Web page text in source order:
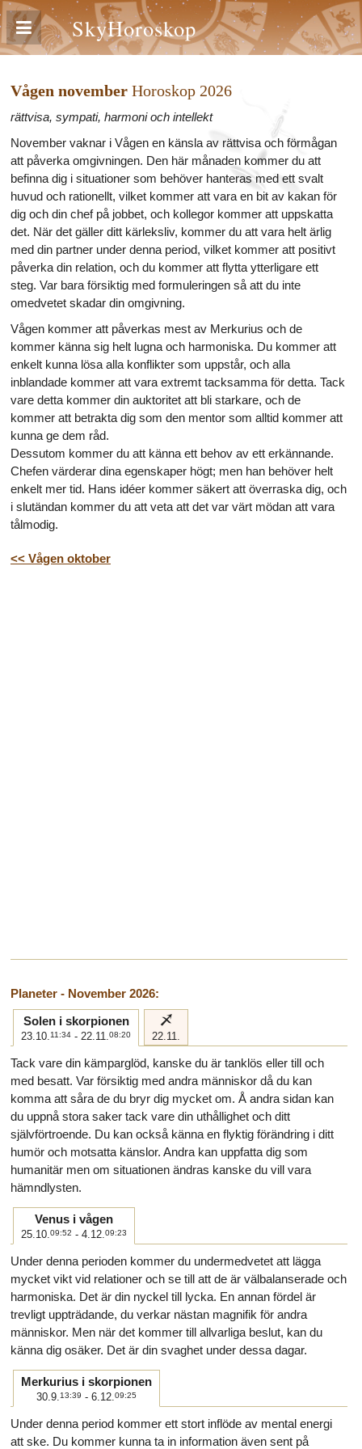
SkyHoroskop
Vågen november Horoskop 2026
rättvisa, sympati, harmoni och intellekt
November vaknar i Vågen en känsla av rättvisa och förmågan
att påverka omgivningen. Den här månaden kommer du att
befinna dig i situationer som behöver hanteras med ett svalt
huvud och rationellt, vilket kommer att vara en bit av kakan för
dig och din chef på jobbet, och kollegor kommer att uppskatta
det. När det gäller ditt kärleksliv, kommer du att vara helt ärlig
med din partner under denna period, vilket kommer att positivt
påverka din relation, och du kommer att flytta ytterligare ett
steg. Var bara försiktig med formuleringen så att du inte
omedvetet skadar din omgivning.
Vågen kommer att påverkas mest av Merkurius och de
kommer känna sig helt lugna och harmoniska. Du kommer att
enkelt kunna lösa alla konflikter som uppstår, och alla
inblandade kommer att vara extremt tacksamma för detta. Tack
vare detta kommer din auktoritet att bli starkare, och de
kommer att betrakta dig som den mentor som alltid kommer att
kunna ge dem råd.
Dessutom kommer du att känna ett behov av ett erkännande.
Chefen värderar dina egenskaper högt; men han behöver helt
enkelt mer tid. Hans idéer kommer säkert att överraska dig, och
i slutändan kommer du att veta att det var värt mödan att vara
tålmodig.
<< Vågen oktober
Planeter - November 2026:
Solen i skorpionen
23.10.11:34 - 22.11.08:20
i
22.11.
Tack vare din kämparglöd, kanske du är tanklös eller till och
med besatt. Var försiktig med andra människor då du kan
komma att såra de du bryr dig mycket om. Å andra sidan kan
du uppnå stora saker tack vare din uthållighet och ditt
självförtroende. Du kan också känna en flyktig förändring i ditt
humör och motsatta känslor. Andra kan uppfatta dig som
humanitär men om situationen ändras kanske du vill vara
hämndlysten.
Venus i vågen
25.10.09:52 - 4.12.09:23
Under denna perioden kommer du undermedvetet att lägga
mycket vikt vid relationer och se till att de är välbalanserade och
harmoniska. Det är din nyckel till lycka. En annan fördel är
trevligt uppträdande, du verkar nästan magnifik för andra
människor. Men när det kommer till allvarliga beslut, kan du
känna dig osäker. Det är din svaghet under dessa dagar.
Merkurius i skorpionen
30.9.13:39 - 6.12.09:25
Under denna period kommer ett stort inflöde av mental energi
att ske. Du kommer kunna ta in information även sent på